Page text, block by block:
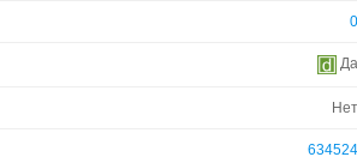
0
Да
Нет
634524